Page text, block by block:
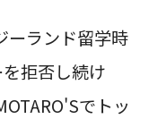
ーランド留学時
拒否し続け
でトッ